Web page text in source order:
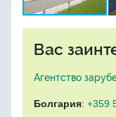
Вас
Агентство
Болгария: +359